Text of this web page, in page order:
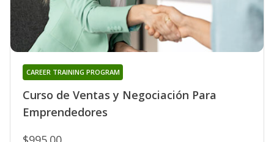
Curso de Ventas y Negociación Para
Emprendedores
CAREER TRAINING PROGRAM